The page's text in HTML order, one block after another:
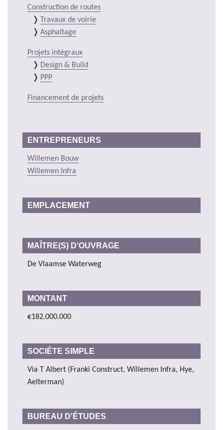
Construction de routes
Travaux de voirie
Asphaltage
Projets intégraux
Design & Build
PPP
Financement de projets
ENTREPRENEURS
Willemen Bouw
Willemen Infra
EMPLACEMENT
MAÎTRE(S) D'OUVRAGE
De Vlaamse Waterweg
MONTANT
€182.000.000
SOCIÉTE SIMPLE
Via T Albert (Franki Construct, Willemen Infra, Hye,
Aelterman)
BUREAU D'ÉTUDES